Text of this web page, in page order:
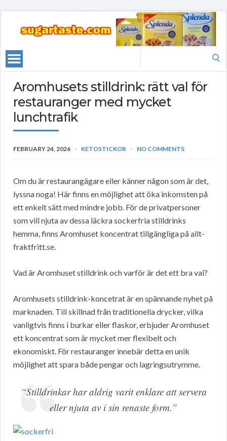
Aromhusets stilldrink: rätt val för
restauranger med mycket
lunchtrafik
FEBRUARY 24, 2026 KETOSTICKOR NO COMMENTS
Om du är restaurangägare eller känner någon som är det,
lyssna noga! Här finns en möjlighet att öka inkomsten på
ett enkelt sätt med mindre jobb. För de privatpersoner
som vill njuta av dessa läckra sockerfria stilldrinks
hemma, finns Aromhuset koncentrat tillgängliga på allt-
fraktfritt.se.
Vad är Aromhuset stilldrink och varför är det ett bra val?
Aromhusets stilldrink-koncetrat är en spännande nyhet på
marknaden. Till skillnad från traditionella drycker, vilka
vanligtvis finns i burkar eller flaskor, erbjuder Aromhuset
ett koncentrat som är mycket mer flexibelt och
ekonomiskt. För restauranger innebär detta en unik
möjlighet att spara både pengar och lagringsutrymme.
“Stilldrinkar har aldrig varit enklare att servera
eller njuta av i sin renaste form.”